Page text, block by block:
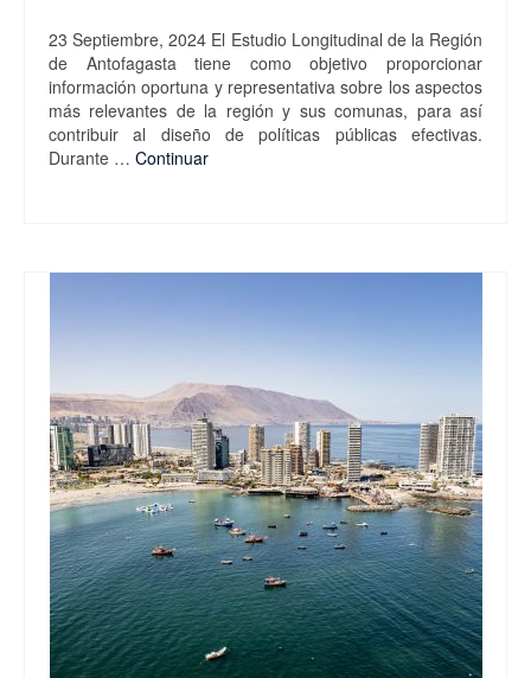
23 Septiembre, 2024 El Estudio Longitudinal de la Región
de Antofagasta tiene como objetivo proporcionar
información oportuna y representativa sobre los aspectos
más relevantes de la región y sus comunas, para así
contribuir al diseño de políticas públicas efectivas.
Durante … Continuar